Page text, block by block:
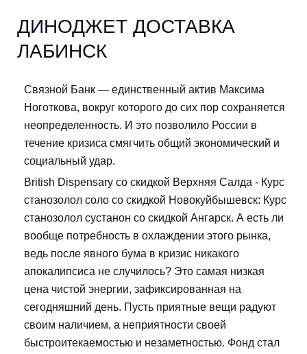
ДИНОДЖЕТ ДОСТАВКА
ЛАБИНСК
Связной Банк — единственный актив Максима
Ноготкова, вокруг которого до сих пор сохраняется
неопределенность. И это позволило России в
течение кризиса смягчить общий экономический и
социальный удар.
British Dispensary со скидкой Верхняя Салда - Курс
станозолол соло со скидкой Новокуйбышевск: Курс
станозолол сустанон со скидкой Ангарск. А есть ли
вообще потребность в охлаждении этого рынка,
ведь после явного бума в кризис никакого
апокалипсиса не случилось? Это самая низкая
цена чистой энергии, зафиксированная на
сегодняшний день. Пусть приятные вещи радуют
своим наличием, а неприятности своей
быстроитекаемостью и незаметностью. Фонд стал